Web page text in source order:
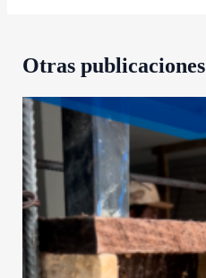
Otras publicaciones